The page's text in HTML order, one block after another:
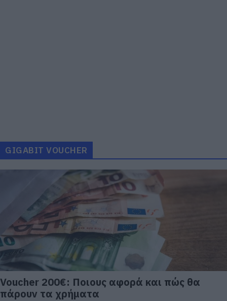
GIGABIT VOUCHER
Voucher 200€: Ποιους αφορά και πώς θα
πάρουν τα χρήματα